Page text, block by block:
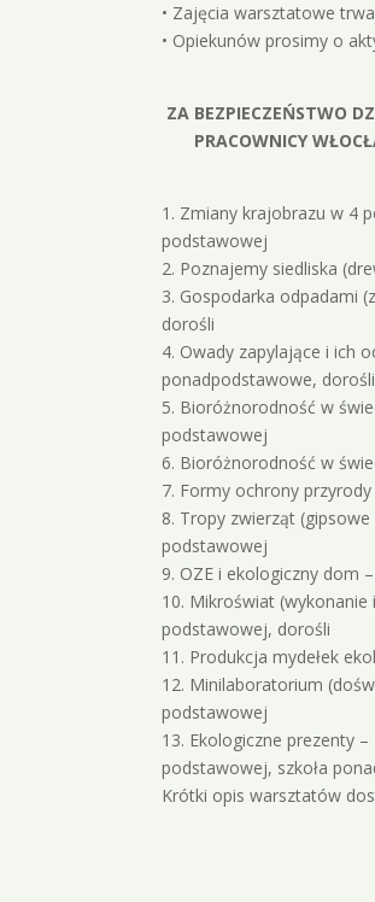
• Zajęcia warsztatowe
• Opiekunów prosimy o
ZA BEZPIECZEŃSTWO
PRACOWNICY
1. Zmiany krajobrazu w 4
podstawowej
2. Poznajemy siedliska
3. Gospodarka odpadami
dorośli
4. Owady zapylające i ich
ponadpodstawowe, dorośli
5. Bioróżnorodność w
podstawowej
6. Bioróżnorodność w
7. Formy ochrony
8. Tropy zwierząt (gipsowe
podstawowej
9. OZE i ekologiczny dom
10. Mikroświat (wykonanie
podstawowej, dorośli
11. Produkcja mydełek
12. Minilaboratorium
podstawowej
13. Ekologiczne prezenty –
podstawowej, szkoła
Krótki opis warsztatów